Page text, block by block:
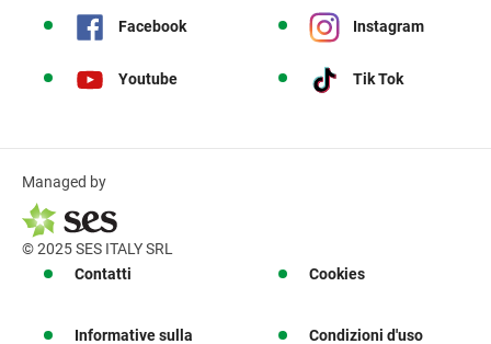
Facebook Instagram
Youtube Tik Tok
Managed by
© 2025 SES ITALY SRL
Contatti
Cookies
Informative sulla Condizioni d'uso